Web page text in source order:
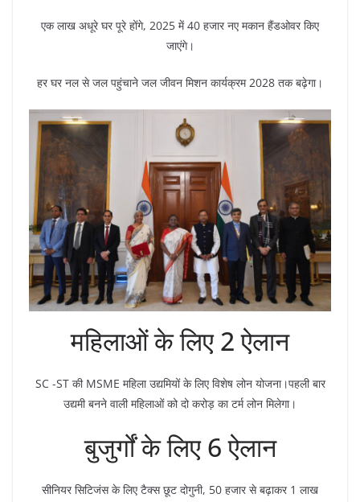
एक लाख अधूरे घर पूरे होंगे, 2025 में 40 हजार नए मकान हैंडओवर किए
जाएंगे।
हर घर नल से जल पहुंचाने जल जीवन मिशन कार्यक्रम 2028 तक बढ़ेगा।
महिलाओं के लिए 2 ऐलान
SC -ST की MSME महिला उद्यमियों के लिए विशेष लोन योजना।पहली बार
उद्यमी बनने वाली महिलाओं को दो करोड़ का टर्म लोन मिलेगा।
बुजुर्गों के लिए 6 ऐलान
सीनियर सिटिजंस के लिए टैक्स छूट दोगुनी, 50 हजार से बढ़ाकर 1 लाख